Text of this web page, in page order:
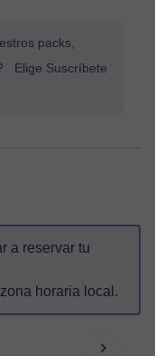
packs,
Elige Suscríbete
a reservar tu
horaria local.